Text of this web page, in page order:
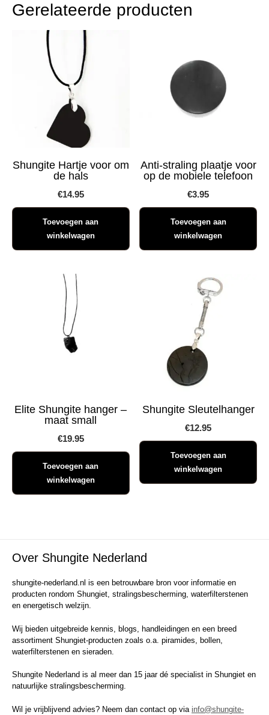
Gerelateerde producten
Shungite Hartje voor om
de hals
€14.95
Toevoegen aan
winkelwagen
Anti-straling plaatje voor
op de mobiele telefoon
€3.95
Toevoegen aan
winkelwagen
Elite Shungite hanger –
maat small
€19.95
Toevoegen aan
winkelwagen
Shungite Sleutelhanger
€12.95
Toevoegen aan
winkelwagen
Over Shungite Nederland
shungite-nederland.nl is een betrouwbare bron voor informatie en
producten rondom Shungiet, stralingsbescherming, waterfilterstenen
en energetisch welzijn.
Wij bieden uitgebreide kennis, blogs, handleidingen en een breed
assortiment Shungiet-producten zoals o.a. piramides, bollen,
waterfilterstenen en sieraden.
Shungite Nederland is al meer dan 15 jaar dé specialist in Shungiet en
natuurlijke stralingsbescherming.
Wil je vrijblijvend advies? Neem dan contact op via info@shungite-